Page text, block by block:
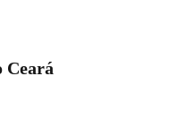
Ceará